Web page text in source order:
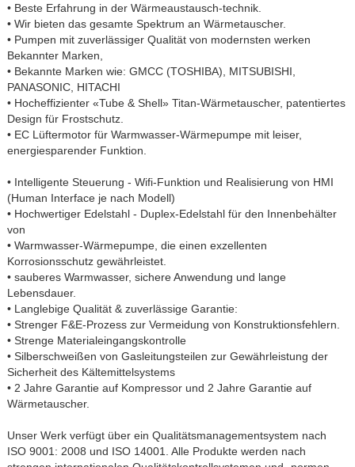
• Beste Erfahrung in der Wärmeaustausch-technik.
• Wir bieten das gesamte Spektrum an Wärmetauscher.
• Pumpen mit zuverlässiger Qualität von modernsten werken
Bekannter Marken,
• Bekannte Marken wie: GMCC (TOSHIBA), MITSUBISHI,
PANASONIC, HITACHI
• Hocheffizienter «Tube & Shell» Titan-Wärmetauscher, patentiertes
Design für Frostschutz.
• EC Lüftermotor für Warmwasser-Wärmepumpe mit leiser,
energiesparender Funktion.
• Intelligente Steuerung - Wifi-Funktion und Realisierung von HMI
(Human Interface je nach Modell)
• Hochwertiger Edelstahl - Duplex-Edelstahl für den Innenbehälter
von
• Warmwasser-Wärmepumpe, die einen exzellenten
Korrosionsschutz gewährleistet.
• sauberes Warmwasser, sichere Anwendung und lange
Lebensdauer.
• Langlebige Qualität & zuverlässige Garantie:
• Strenger F&E-Prozess zur Vermeidung von Konstruktionsfehlern.
• Strenge Materialeingangskontrolle
• Silberschweißen von Gasleitungsteilen zur Gewährleistung der
Sicherheit des Kältemittelsystems
• 2 Jahre Garantie auf Kompressor und 2 Jahre Garantie auf
Wärmetauscher.
Unser Werk verfügt über ein Qualitätsmanagementsystem nach
ISO 9001: 2008 und ISO 14001. Alle Produkte werden nach